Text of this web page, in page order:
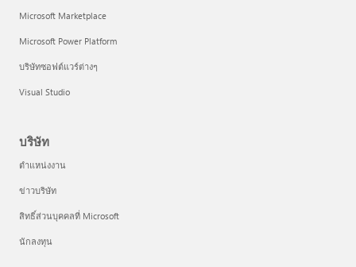
Microsoft Marketplace
Microsoft Power Platform
บริษัทซอฟต์แวร์ต่างๆ
Visual Studio
บริษัท
ตำแหน่งงาน
ข่าวบริษัท
สิทธิ์ส่วนบุคคลที่ Microsoft
นักลงทุน